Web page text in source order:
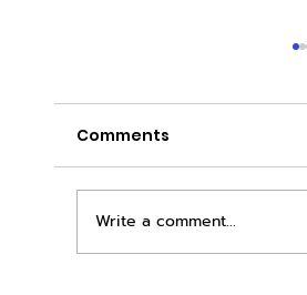
Comments
Write a comment...